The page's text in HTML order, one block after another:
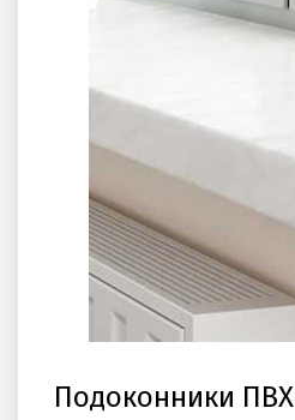
Подоконники ПВХ